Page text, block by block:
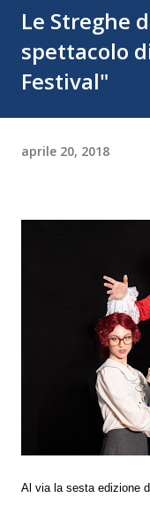
Le Streghe
spettacolo
Festival"
aprile 20, 2018
Al via la sesta edizione